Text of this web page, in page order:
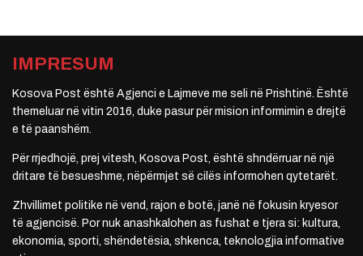
IMPRESUM
Kosova Post është Agjenci e Lajmeve me seli në Prishtinë. Është
themeluar në vitin 2016, duke pasur për mision informimin e drejtë
e të paanshëm.
Për rrjedhojë, prej vitesh, Kosova Post, është shndërruar në një
dritare të besueshme, nëpërmjet së cilës informohen qytetarët.
Zhvillimet politike në vend, rajon e botë, janë në fokusin kryesor
të agjencisë. Por nuk anashkalohen as fushat e tjera si: kultura,
ekonomia, sporti, shëndetësia, shkenca, teknologjia informative